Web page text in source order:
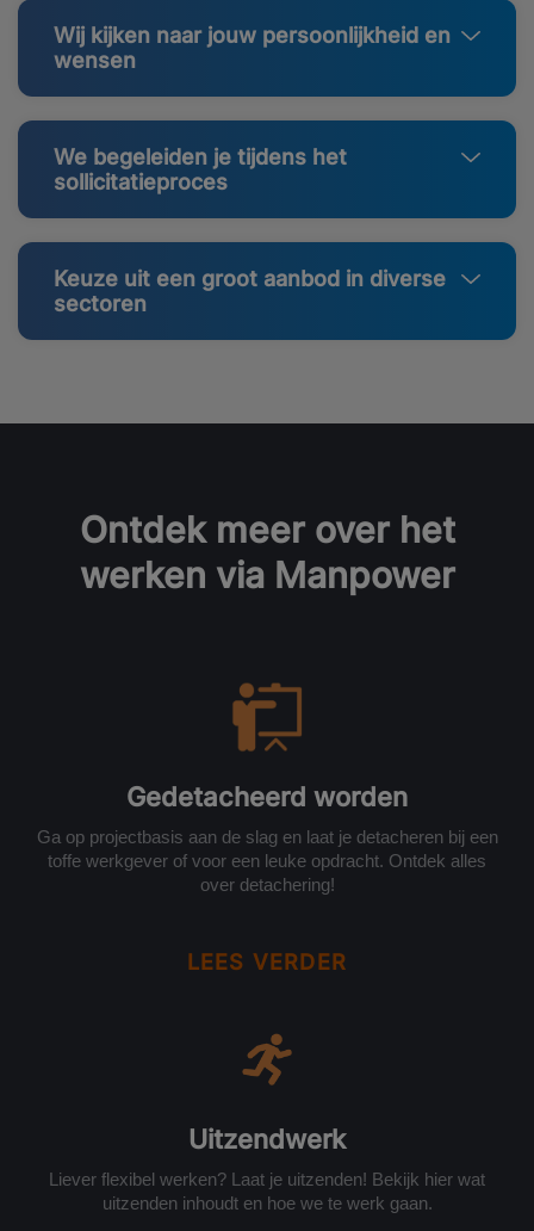
Wij kijken naar jouw persoonlijkheid en
wensen
We begeleiden je tijdens het
sollicitatieproces
Keuze uit een groot aanbod in diverse
sectoren
Ontdek meer over het
werken via Manpower
Gedetacheerd worden
Ga op projectbasis aan de slag en laat je detacheren bij een
toffe werkgever of voor een leuke opdracht. Ontdek alles
over detachering!
LEES VERDER
Uitzendwerk
Liever flexibel werken? Laat je uitzenden! Bekijk hier wat
uitzenden inhoudt en hoe we te werk gaan.